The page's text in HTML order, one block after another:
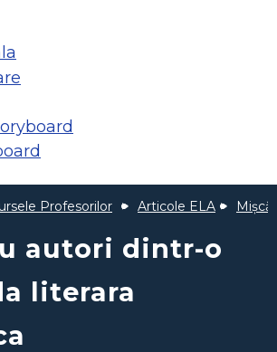
Profesorilor Articole ELA
autori dintr-o
literara